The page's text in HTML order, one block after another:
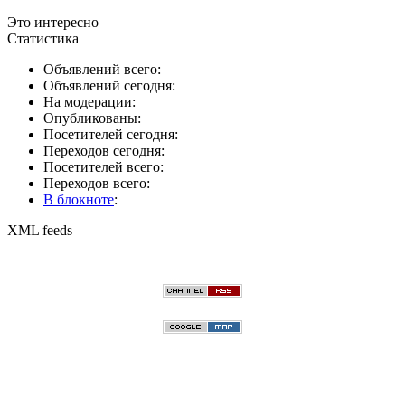
Это интересно
Статистика
Объявлений всего:
Объявлений сегодня:
На модерации:
Опубликованы:
Посетителей сегодня:
Переходов сегодня:
Посетителей всего:
Переходов всего:
В блокноте:
XML feeds